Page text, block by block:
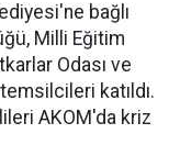
bağlı
Milli Eğitim
Odası ve
katıldı.
AKOM'da kriz